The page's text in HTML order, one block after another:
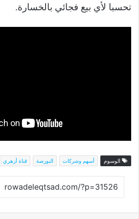
تحسبا لأي بيع فجائي بالخسارة.
الوسوم أسهم وشركات البورصة قناة أزهري